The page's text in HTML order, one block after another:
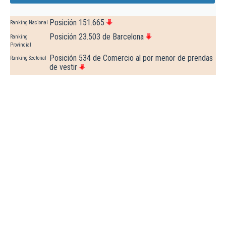
Ranking Nacional Posición 151.665
Ranking
Provincial
Posición 23.503 de Barcelona
Ranking Sectorial
Posición 534 de Comercio al por menor de prendas
de vestir